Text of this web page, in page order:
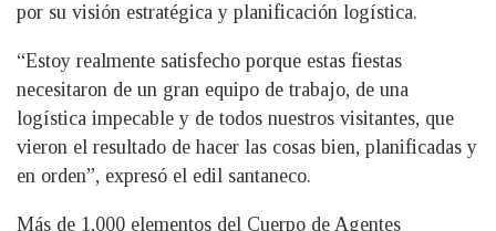
por su visión estratégica y planificación logística.
“Estoy realmente satisfecho porque estas fiestas
necesitaron de un gran equipo de trabajo, de una
logística impecable y de todos nuestros visitantes, que
vieron el resultado de hacer las cosas bien, planificadas y
en orden”, expresó el edil santaneco.
Más de 1,000 elementos del Cuerpo de Agentes